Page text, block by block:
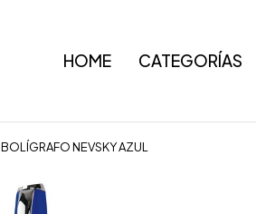
HOME CATEGORÍAS
BOLÍGRAFO NEVSKY AZUL